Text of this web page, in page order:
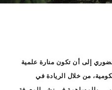
إلى أن تكون منارة علمية
من خلال الريادة في